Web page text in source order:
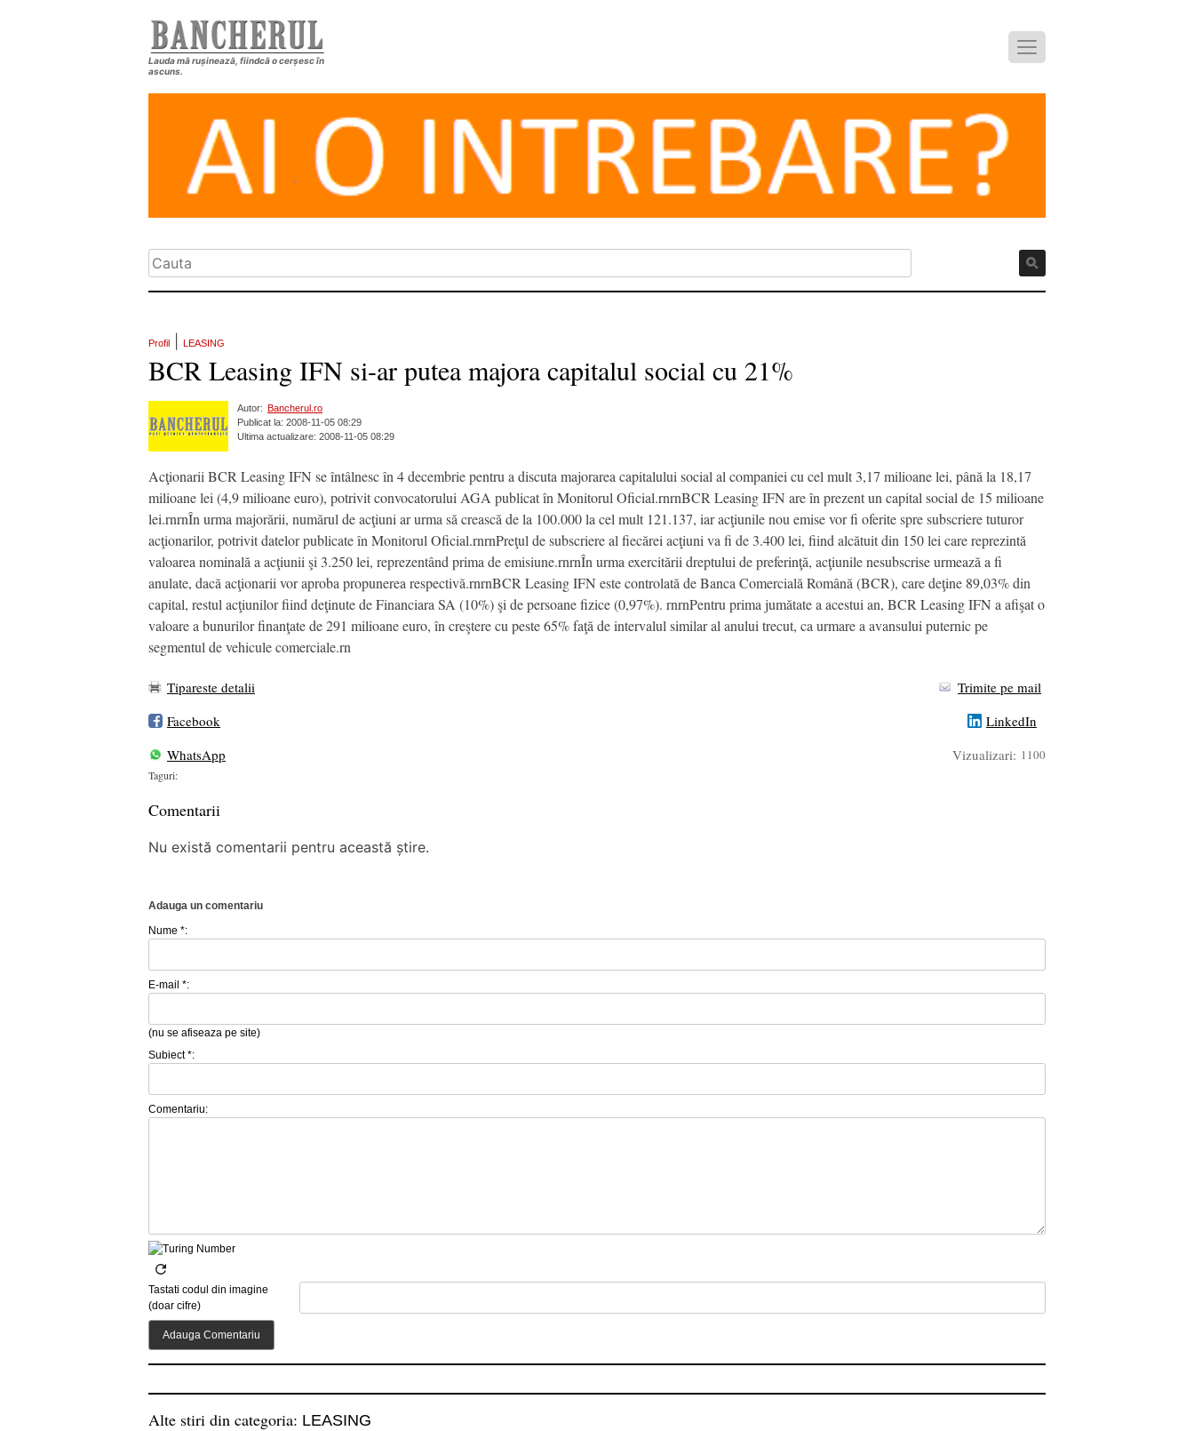
Lauda mă rușinează, fiindcă o cerșesc în
ascuns.
Profil LEASING
BCR Leasing IFN si-ar putea majora capitalul social cu 21%
Autor:
Bancherul.ro
Publicat la: 2008-11-05 08:29
Ultima actualizare: 2008-11-05 08:29
Acţionarii BCR Leasing IFN se întâlnesc în 4 decembrie pentru a discuta majorarea capitalului social al companiei cu cel mult 3,17 milioane lei, până la 18,17
milioane lei (4,9 milioane euro), potrivit convocatorului AGA publicat în Monitorul Oficial.rnrnBCR Leasing IFN are în prezent un capital social de 15 milioane
lei.rnrnÎn urma majorării, numărul de acţiuni ar urma să crească de la 100.000 la cel mult 121.137, iar acţiunile nou emise vor fi oferite spre subscriere tuturor
acţionarilor, potrivit datelor publicate în Monitorul Oficial.rnrnPreţul de subscriere al fiecărei acţiuni va fi de 3.400 lei, fiind alcătuit din 150 lei care reprezintă
valoarea nominală a acţiunii şi 3.250 lei, reprezentând prima de emisiune.rnrnÎn urma exercitării dreptului de preferinţă, acţiunile nesubscrise urmează a fi
anulate, dacă acţionarii vor aproba propunerea respectivă.rnrnBCR Leasing IFN este controlată de Banca Comercială Română (BCR), care deţine 89,03% din
capital, restul acţiunilor fiind deţinute de Financiara SA (10%) şi de persoane fizice (0,97%). rnrnPentru prima jumătate a acestui an, BCR Leasing IFN a afişat o
valoare a bunurilor finanţate de 291 milioane euro, în creştere cu peste 65% faţă de intervalul similar al anului trecut, ca urmare a avansului puternic pe
segmentul de vehicule comerciale.rn
Tipareste detalii
Trimite pe mail
Facebook
LinkedIn
WhatsApp
Vizualizari: 1100
Taguri:
Comentarii
Nu există comentarii pentru această știre.
Adauga un comentariu
Nume *:
E-mail *:
(nu se afiseaza pe site)
Subiect *:
Comentariu:
Tastati codul din imagine
(doar cifre)
Alte stiri din categoria: LEASING